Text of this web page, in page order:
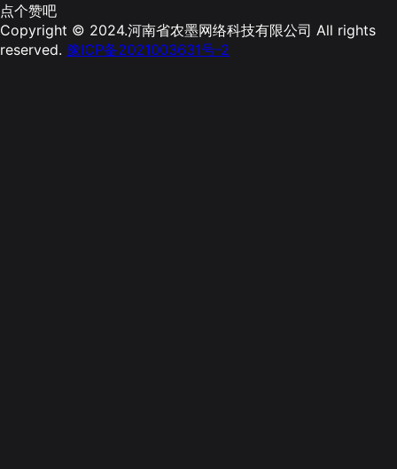
点个赞吧
Copyright © 2024.河南省农墨网络科技有限公司 All rights
reserved. 豫ICP备2021003631号-2